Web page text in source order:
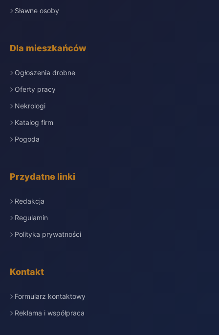
Sławne osoby
Dla mieszkańców
Ogłoszenia drobne
Oferty pracy
Nekrologi
Katalog firm
Pogoda
Przydatne linki
Redakcja
Regulamin
Polityka prywatności
Kontakt
Formularz kontaktowy
Reklama i współpraca